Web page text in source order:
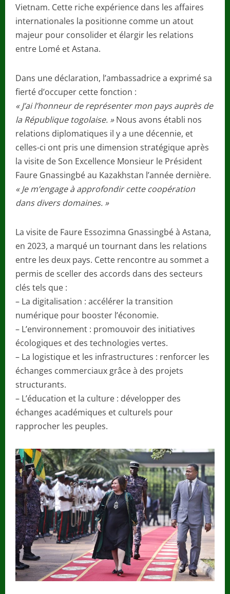
Vietnam. Cette riche expérience dans les affaires
internationales la positionne comme un atout
majeur pour consolider et élargir les relations
entre Lomé et Astana.
Dans une déclaration, l’ambassadrice a exprimé sa
fierté d’occuper cette fonction :
« J’ai l’honneur de représenter mon pays auprès de
la République togolaise. »Nous avons établi nos
relations diplomatiques il y a une décennie, et
celles-ci ont pris une dimension stratégique après
la visite de Son Excellence Monsieur le Président
Faure Gnassingbé au Kazakhstan l’année dernière.
« Je m’engage à approfondir cette coopération
dans divers domaines. »
La visite de Faure Essozimna Gnassingbé à Astana,
en 2023, a marqué un tournant dans les relations
entre les deux pays. Cette rencontre au sommet a
permis de sceller des accords dans des secteurs
clés tels que :
– La digitalisation : accélérer la transition
numérique pour booster l’économie.
– L’environnement : promouvoir des initiatives
écologiques et des technologies vertes.
– La logistique et les infrastructures : renforcer les
échanges commerciaux grâce à des projets
structurants.
– L’éducation et la culture : développer des
échanges académiques et culturels pour
rapprocher les peuples.